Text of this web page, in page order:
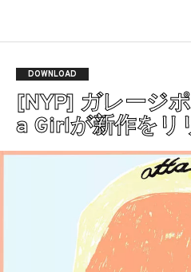
DOWNLOAD
[NYP] ガレージ
a Girlが新作をリ